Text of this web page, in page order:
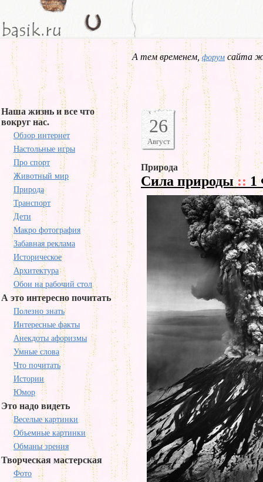
А тем временем,форум сайта
Наша жизнь и все что
вокруг нас.
Обзор интернет
Настольные игры
Про спорт
Животный мир
Природа
Транспорт
Дети
Макро фотография
Забавная реклама
Историческое
Архитектура
Обои на рабочий стол
А это интересно почитать
Полезно знать
Интересные факты
Анекдоты афоризмы
Умные слова
Что почитать
Истории
Юмор
Это надо видеть
Веселые картинки
Объемные картинки
Обманы зрения
Творческая мастерская
Фото
26
Август
Природа
Сила природы:: 1